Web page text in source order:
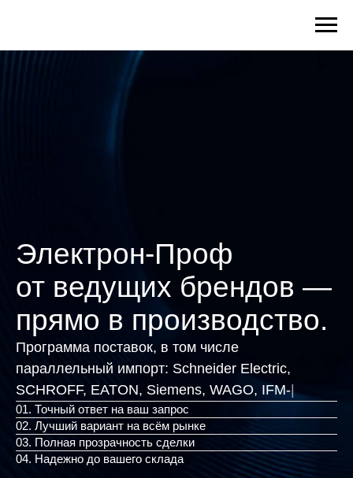
Электрон-Проф
от ведущих брендов —
прямо в производство.
Программа поставок, в том числе
параллельный импорт: Schneider Electric,
SCHROFF, EATON, Siem|
01. Точный ответ на ваш запрос
02. Лучший вариант на всём рынке
03. Полная прозрачность сделки
04. Надежно до вашего склада